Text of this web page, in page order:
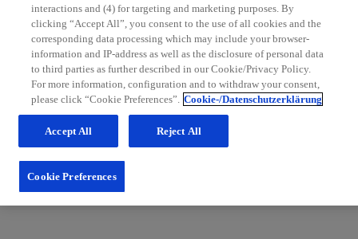
sowie hilfreichen Tipps für die Patientenbetreuung möchten
wir Sie in Ihrem Praxisalltag unterstützen. Schauen Sie
regelmäßig im MS Nurse Bereich vorbei: Wir erweitern
unsere Inhalte und Services stetig für Sie.
Zum Nurse Bereich
interactions and (4) for targeting and marketing purposes. By
clicking “Accept All”, you consent to the use of all cookies and the
corresponding data processing which may include your browser-
information and IP-address as well as the disclosure of personal data
to third parties as further described in our Cookie/Privacy Policy.
For more information, configuration and to withdraw your consent,
please click “Cookie Preferences”. Cookie-/Datenschutzerklärung
Cookie Preferences
Reject All
Accept All